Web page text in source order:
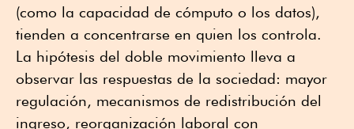
(como la capacidad de cómputo o los datos),
tienden a concentrarse en quien los controla.
La hipótesis del doble movimiento lleva a
observar las respuestas de la sociedad: mayor
regulación, mecanismos de redistribución del
ingreso, reorganización laboral con